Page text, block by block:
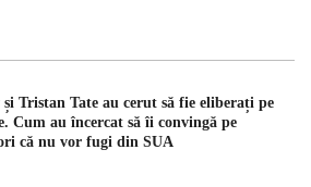
Tristan Tate au cerut să fie eliberați pe
Cum au încercat să îi convingă pe
că nu vor fugi din SUA